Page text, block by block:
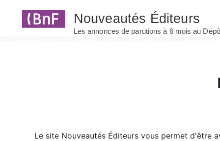
Le site Nouveautés Éditeurs vous permet d'être